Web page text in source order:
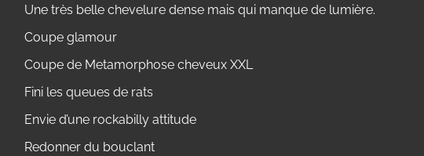
Une très belle chevelure dense mais qui manque de lumière.
Coupe glamour
Coupe de Metamorphose cheveux XXL
Fini les queues de rats
Envie d’une rockabilly attitude
Redonner du bouclant